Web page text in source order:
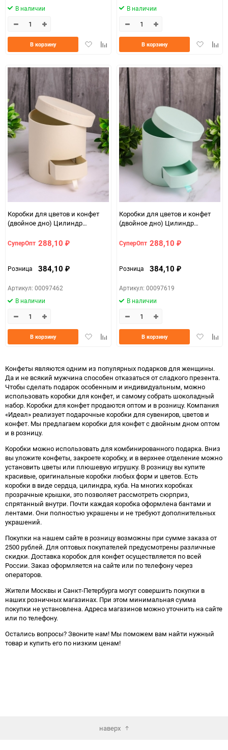
В наличии
ДобавитьДобавить
В корзину
В наличии
Добавить
В корзину
Коробки для цветов и конфет
(двойное дно) Цилиндр
СуперОпт 288,10 ₽
Розница 384,10 ₽
Артикул: 00097462
В наличии
ДобавитьДобавить
В корзину
Коробки для цветов и конфет
(двойное дно) Цилиндр
СуперОпт 288,10 ₽
Розница 384,10 ₽
Артикул: 00097619
В наличии
Добавить
В корзину
Конфеты являются одним из популярных подарков для женщины.
Да и не всякий мужчина способен отказаться от сладкого презента.
Чтобы сделать подарок особенным и индивидуальным, можно
использовать коробки для конфет, и самому собрать шоколадный
набор. Коробки для конфет продаются оптом и в розницу. Компания
«Идеал» реализует подарочные коробки для сувениров, цветов и
конфет. Мы предлагаем коробки для конфет с двойным дном оптом
и в розницу.
Коробки можно использовать для комбинированного подарка. Вниз
вы уложите конфеты, закроете коробку, и в верхнее отделение можно
установить цветы или плюшевую игрушку. В розницу вы купите
красивые, оригинальные коробки любых форм и цветов. Есть
коробки в виде сердца, цилиндра, куба. На многих коробках
прозрачные крышки, это позволяет рассмотреть сюрприз,
спрятанный внутри. Почти каждая коробка оформлена бантами и
лентами. Они полностью украшены и не требуют дополнительных
украшений.
Покупки на нашем сайте в розницу возможны при сумме заказа от
2500 рублей. Для оптовых покупателей предусмотрены различные
скидки. Доставка коробок для конфет осуществляется по всей
России. Заказ оформляется на сайте или по телефону через
операторов.
Жители Москвы и Санкт-Петербурга могут совершить покупки в
наших розничных магазинах. При этом минимальная сумма
покупки не установлена. Адреса магазинов можно уточнить на сайте
или по телефону.
Остались вопросы? Звоните нам! Мы поможем вам найти нужный
товар и купить его по низким ценам!
наверх